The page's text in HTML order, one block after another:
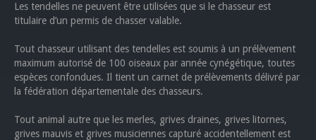
Les tendelles ne peuvent être utilisées que si le chasseur est
titulaire d’un permis de chasser valable.
Tout chasseur utilisant des tendelles est soumis à un prélèvement
maximum autorisé de 100 oiseaux par année cynégétique, toutes
espèces confondues. Il tient un carnet de prélèvements délivré par
la fédération départementale des chasseurs.
Tout animal autre que les merles, grives draines, grives litornes,
grives mauvis et grives musiciennes capturé accidentellement est